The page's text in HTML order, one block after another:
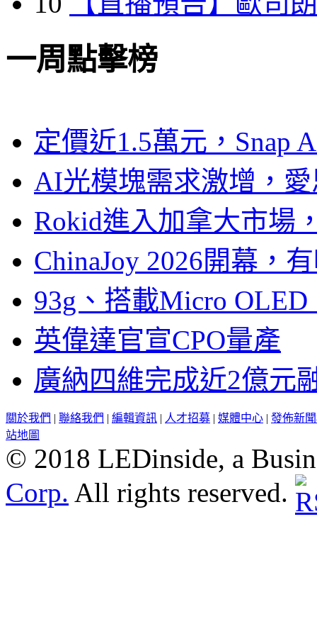
一周點擊榜
定價近1.5萬元，Snap
AI光模塊需求激增，
Rokid進入加拿大市場
ChinaJoy 2026開幕，
93g、搭載Micro
英偉達官宣CPO量產
廣納四維完成近2億元
關於我們 | 聯絡我們 | 編輯資訊 | 人才招募 | 媒體中心 | 發佈新
站地圖
© 2018 LEDinside, a
Corp. All rights reserved.